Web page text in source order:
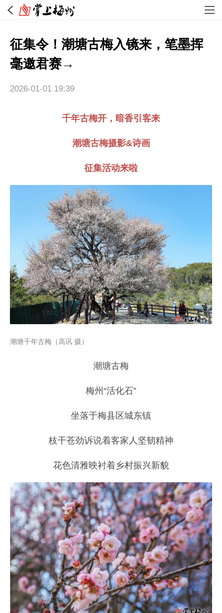
征集令！潮塘古梅入镜来，笔墨挥
毫邀君赛→
2026-01-01 19:39
千年古梅开，暗香引客来
潮塘古梅摄影&诗画
征集活动来啦
潮塘千年古梅（高讯 摄）
潮塘古梅
梅州“活化石”
坐落于梅县区城东镇
枝干苍劲诉说着客家人坚韧精神
花色清雅映衬着乡村振兴新貌